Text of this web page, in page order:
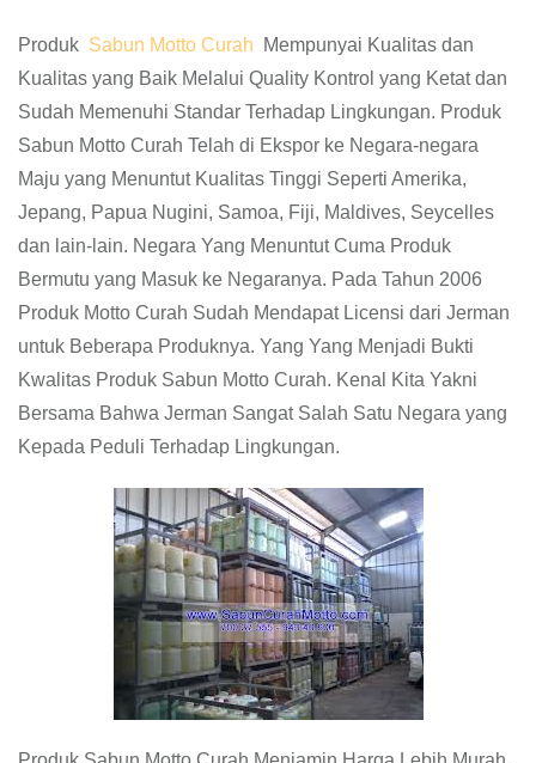
Produk Sabun Motto Curah
Mempunyai Kualitas dan
Kualitas yang Baik Melalui Quality Kontrol yang Ketat dan
Sudah Memenuhi Standar Terhadap Lingkungan. Produk
Sabun Motto Curah Telah di Ekspor ke Negara-negara
Maju yang Menuntut Kualitas Tinggi Seperti Amerika,
Jepang, Papua Nugini, Samoa, Fiji, Maldives, Seycelles
dan lain-lain. Negara Yang Menuntut Cuma Produk
Bermutu yang Masuk ke Negaranya. Pada Tahun 2006
Produk Motto Curah Sudah Mendapat Licensi dari Jerman
untuk Beberapa Produknya. Yang Yang Menjadi Bukti
Kwalitas Produk Sabun Motto Curah. Kenal Kita Yakni
Bersama Bahwa Jerman Sangat Salah Satu Negara yang
Kepada Peduli Terhadap Lingkungan.